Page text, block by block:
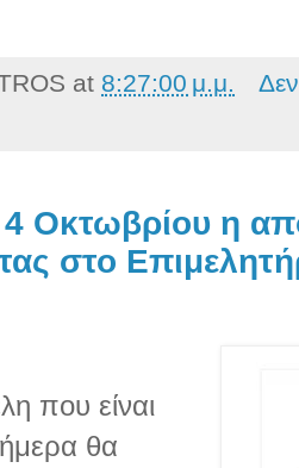
at 8:27:00 μ.μ.
4 Οκτωβρίου η
στο
που είναι
θα